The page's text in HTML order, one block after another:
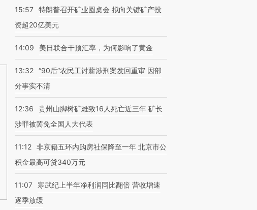
15:57 特朗普召开矿业圆桌会 拟向关键矿产投
资超20亿美元
14:09 美日联合干预汇率，为何影响了黄金
13:32 “90后”农民工讨薪涉刑案发回重审 因部
分事实不清
12:36
贵州山脚树矿难致16人死亡近三年 矿长
涉罪被罢免全国人大代表
11:12 非京籍五环内购房社保降至一年 北京市公
积金最高可贷340万元
11:07
寒武纪上半年净利润同比翻倍 营收增速
逐季放缓